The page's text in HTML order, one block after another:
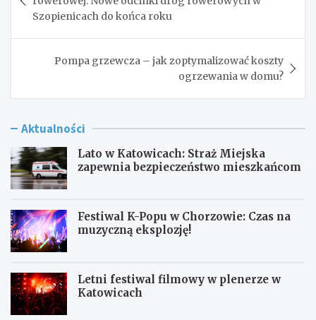
Szopienicach do końca roku
Pompa grzewcza – jak zoptymalizować koszty
ogrzewania w domu?
Aktualności
Lato w Katowicach: Straż Miejska
zapewnia bezpieczeństwo mieszkańcom
Festiwal K-Popu w Chorzowie: Czas na
muzyczną eksplozję!
Letni festiwal filmowy w plenerze w
Katowicach